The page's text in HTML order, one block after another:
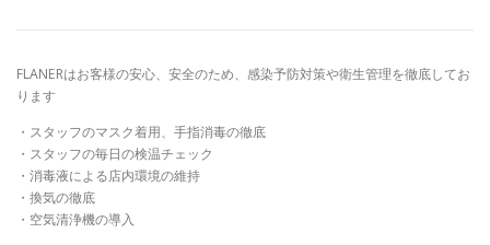
FLANERはお客様の安心、安全のため、感染予防対策や衛生管理を徹底してお
ります
・スタッフのマスク着用、手指消毒の徹底
・スタッフの毎日の検温チェック
・消毒液による店内環境の維持
・換気の徹底
・空気清浄機の導入